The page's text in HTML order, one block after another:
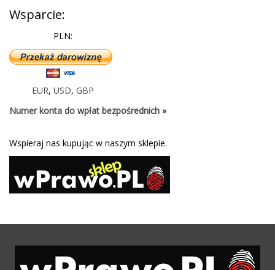
Wsparcie:
PLN:
EUR, USD, GBP
Numer konta do wpłat bezpośrednich »
Wspieraj nas kupując w naszym sklepie.